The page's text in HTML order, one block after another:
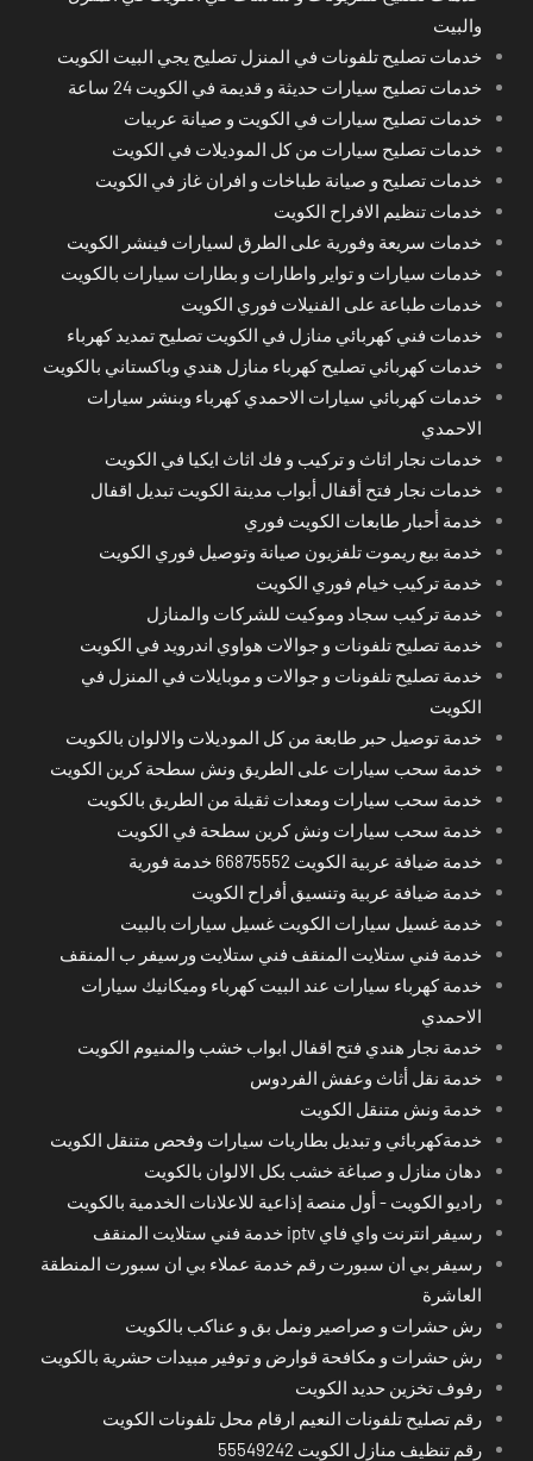
والبيت
خدمات تصليح تلفونات في المنزل تصليح يجي البيت الكويت
خدمات تصليح سيارات حديثة و قديمة في الكويت 24 ساعة
خدمات تصليح سيارات في الكويت و صيانة عربيات
خدمات تصليح سيارات من كل الموديلات في الكويت
خدمات تصليح و صيانة طباخات و افران غاز في الكويت
خدمات تنظيم الافراح الكويت
خدمات سريعة وفورية على الطرق لسيارات فينشر الكويت
خدمات سيارات و تواير واطارات و بطارات سيارات بالكويت
خدمات طباعة على الفنيلات فوري الكويت
خدمات فني كهربائي منازل في الكويت تصليح تمديد كهرباء
خدمات كهربائي تصليح كهرباء منازل هندي وباكستاني بالكويت
خدمات كهربائي سيارات الاحمدي كهرباء وبنشر سيارات
الاحمدي
خدمات نجار اثاث و تركيب و فك اثاث ايكيا في الكويت
خدمات نجار فتح أقفال أبواب مدينة الكويت تبديل اقفال
خدمة أحبار طابعات الكويت فوري
خدمة بيع ريموت تلفزيون صيانة وتوصيل فوري الكويت
خدمة تركيب خيام فوري الكويت
خدمة تركيب سجاد وموكيت للشركات والمنازل
خدمة تصليح تلفونات و جوالات هواوي اندرويد في الكويت
خدمة تصليح تلفونات و جوالات و موبايلات في المنزل في
الكويت
خدمة توصيل حبر طابعة من كل الموديلات والالوان بالكويت
خدمة سحب سيارات على الطريق ونش سطحة كرين الكويت
خدمة سحب سيارات ومعدات ثقيلة من الطريق بالكويت
خدمة سحب سيارات ونش كرين سطحة في الكويت
خدمة ضيافة عربية الكويت 66875552 خدمة فورية
خدمة ضيافة عربية وتنسيق أفراح الكويت
خدمة غسيل سيارات الكويت غسيل سيارات بالبيت
خدمة فني ستلايت المنقف فني ستلايت ورسيفر ب المنقف
خدمة كهرباء سيارات عند البيت كهرباء وميكانيك سيارات
الاحمدي
خدمة نجار هندي فتح اقفال ابواب خشب والمنيوم الكويت
خدمة نقل أثاث وعفش الفردوس
خدمة ونش متنقل الكويت
خدمةكهربائي و تبديل بطاريات سيارات وفحص متنقل الكويت
دهان منازل و صباغة خشب بكل الالوان بالكويت
راديو الكويت - أول منصة إذاعية للاعلانات الخدمية بالكويت
رسيفر انترنت واي فاي iptv خدمة فني ستلايت المنقف
رسيفر بي ان سبورت رقم خدمة عملاء بي ان سبورت المنطقة
العاشرة
رش حشرات و صراصير ونمل بق و عناكب بالكويت
رش حشرات و مكافحة قوارض و توفير مبيدات حشرية بالكويت
رفوف تخزين حديد الكويت
رقم تصليح تلفونات النعيم ارقام محل تلفونات الكويت
رقم تنظيف منازل الكويت 55549242